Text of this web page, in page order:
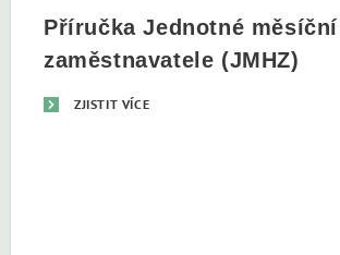
Příručka Jednotné
zaměstnavatele (JMHZ)
ZJISTIT VÍCE